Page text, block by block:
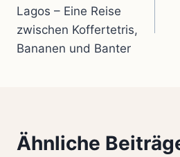
Lagos – Eine Reise
zwischen Koffertetris,
Bananen und Banter
Ähnliche